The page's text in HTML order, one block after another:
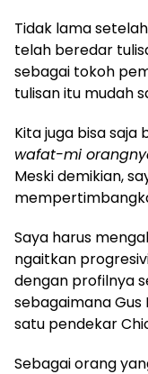
Tidak lama
telah beredar
sebagai tokoh
tulisan itu mudah
Kita juga bisa saja
wafat-mi
Meski demikian,
Saya harus
ngaitkan
dengan profilnya
sebagaimana
satu pendekar
Sebagai orang